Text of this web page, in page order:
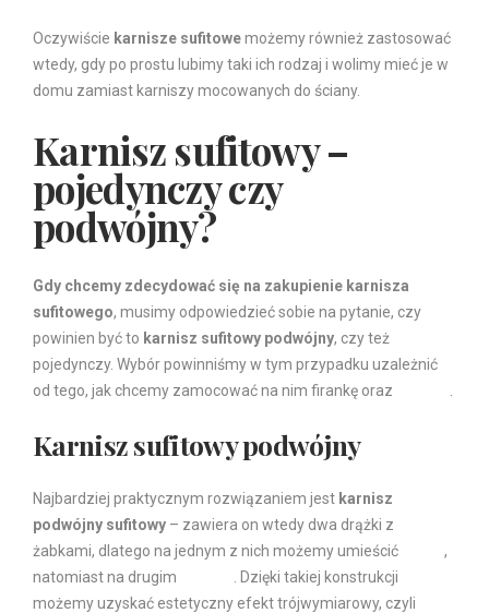
Oczywiście karnisze sufitowemożemy również zastosować
wtedy, gdy po prostu lubimy taki ich rodzaj i wolimy mieć je w
domu zamiast karniszy mocowanych do ściany.
Karnisz sufitowy –
pojedynczy czy
podwójny?
Gdy chcemy zdecydować się na zakupienie karnisza
sufitowego, musimy odpowiedzieć sobie na pytanie, czy
powinien być to karnisz sufitowy podwójny, czy też
pojedynczy. Wybór powinniśmy w tym przypadku uzależnić
od tego, jak chcemy zamocować na nim firankę oraz
Karnisz sufitowy podwójny
Najbardziej praktycznym rozwiązaniem jest karnisz
podwójny sufitowy – zawiera on wtedy dwa drążki z
żabkami, dlatego na jednym z nich możemy umieścić
,
natomiast na drugim
. Dzięki takiej konstrukcji
możemy uzyskać estetyczny efekt trójwymiarowy, czyli